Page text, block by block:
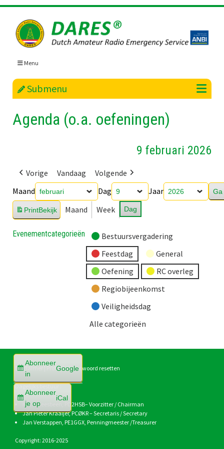
Skip
content
Menu
Submenu
Agenda (o.a. oefeningen)
9 februari 2026
Vorige Vandaag
Volgende
Maand
Dag Jaar
PrintBekijk Maand Week Dag
Evenementcategorieën
Bestuursvergadering
Feestdag
General
Oefening
RC overleg
Regiobijeenkomst
Veiligheidsdag
Alle categorieën
Abonneer
in
Google
Abonneer
je op
iCal
Disclaimer|Profiel|Wachtwoord resetten
Dagelijks bestuur :
Hans Heesbeen, PD2HSB– Voorzitter / Chairman
Jan Pieter Kraaijer,PCØKR– Secretaris / Secretary
Jan Verstappen, PE1GGX , Penningmeester /Treasurer
Copyright: 2016-2025